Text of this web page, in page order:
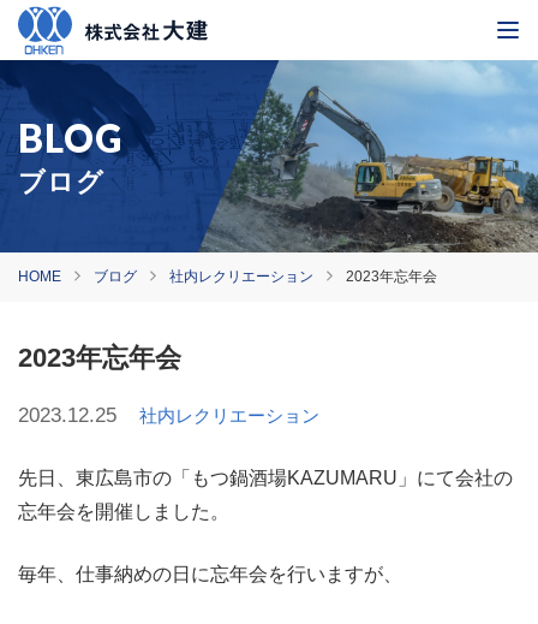
ブログ
HOME ブログ 社内レクリエーション 2023年忘年会
2023年忘年会
2023.12.25 社内レクリエーション
先日、東広島市の「もつ鍋酒場KAZUMARU」にて会社の
忘年会を開催しました。
毎年、仕事納めの日に忘年会を行いますが、